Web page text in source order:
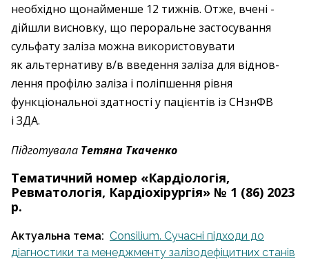
необхідно щонай­менше 12 тижнів. Отже, вчені ­
дійшли висновку, що пер­оральне застосу­вання
сульфату заліза ­можна використовувати
як альтернативу в/в ­введення заліза для віднов­
лення профілю заліза і поліпшення рівня
функціональної здатності у пацієнтів із СНзнФВ
і ЗДА.
Підготувала Тетяна Ткаченко
Тематичний номер «Кардіологія,
Ревматологія, Кардіохірургія» № 1 (86) 2023
р.
Актуальна тема: Consilium. Сучасні підходи до
діагностики та менеджменту залізодефіцитних станів